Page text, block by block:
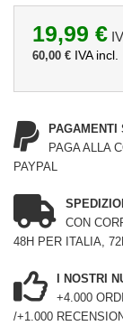
19,99 €
60,00 € IVA incl.
PAGAMENTI
PAGA ALLA
PAYPAL
CON
48H PER ITALIA,
I NOSTRI
+4.000
/+1.000